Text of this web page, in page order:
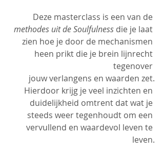
Deze masterclass is een van de
methodes uit de Soulfulness die je laat
zien hoe je door de mechanismen
heen prikt die je brein lijnrecht
tegenover
jouw verlangens en waarden zet.
Hierdoor krijg je veel inzichten en
duidelijkheid omtrent dat wat je
steeds weer tegenhoudt om een
vervullend en waardevol leven te
leven.